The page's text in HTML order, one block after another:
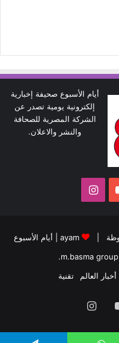
أيام الأسبوع صحيفة إخبارية
إلكترونية يومية تصدر عن
الشركة المصرية للصحافة
والنشر والاعلان.
يوتيوبانستقرام
ayam
أيام الأسبوع
m.basma group
.
أخبار العالم تقنية
يوتيوبانستقرام